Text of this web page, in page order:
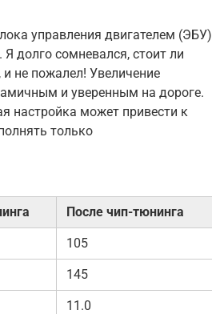
управления двигателем (ЭБУ)
долго сомневался, стоит ли
не пожалел! Увеличение
и уверенным на дороге.
настройка может привести к
только
После чип-тюнинга
105
145
11.0